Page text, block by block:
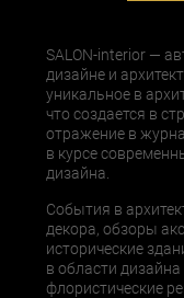
SALON-interior —
дизайне и
уникальное в
что создается в
отражение в
в курсе
дизайна.
События в
декора, обзоры
исторические
в области
флористические